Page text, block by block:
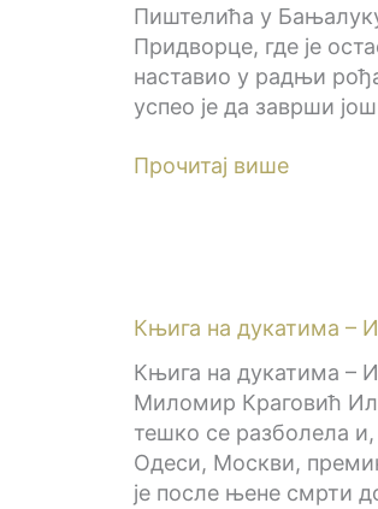
Пиштелића у
Придворце, где је
наставио у радњи
успео је да заврши
Прочитај више
Књига на дукатима –
Књига на дукатима –
Миломир Краговић
тешко се разболела
Одеси, Москви,
је после њене смрти